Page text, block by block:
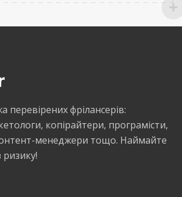
перевірених фрілансерів:
копірайтери, програмісти,
менеджери тощо. Наймайте
ризику!